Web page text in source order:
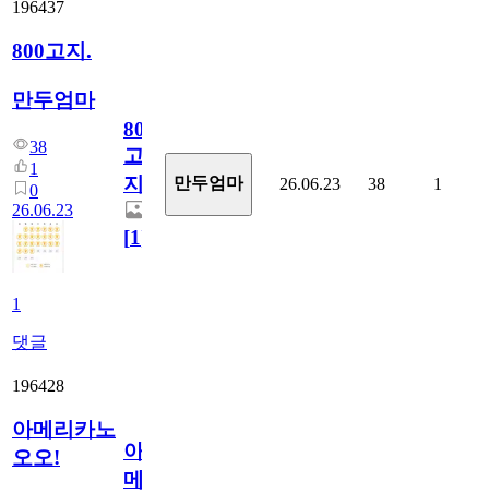
196437
800고지.
만두엄마
38
1
0
26.06.23
1
댓글
800
고
지.
[1]
만두엄마 26.06.23 38 1
196428
아메리카노
오오!
아
메